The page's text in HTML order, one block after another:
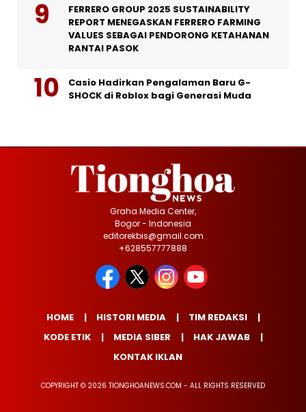
FERRERO GROUP 2025 SUSTAINABILITY
REPORT MENEGASKAN FERRERO FARMING
VALUES SEBAGAI PENDORONG KETAHANAN
RANTAI PASOK
Casio Hadirkan Pengalaman Baru G-
SHOCK di Roblox bagi Generasi Muda
Graha Media Center,
Bogor - Indonesia
editorekbis@gmail.com
+628557777888
HOME HISTORI MEDIA
TIM REDAKSI
KODE ETIK
MEDIA SIBER
HAK JAWAB
KONTAK IKLAN
COPYRIGHT © 2026 TIONGHOANEWS.COM - ALL RIGHTS RESERVED